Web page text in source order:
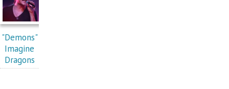
"Demons"
Imagine
Dragons